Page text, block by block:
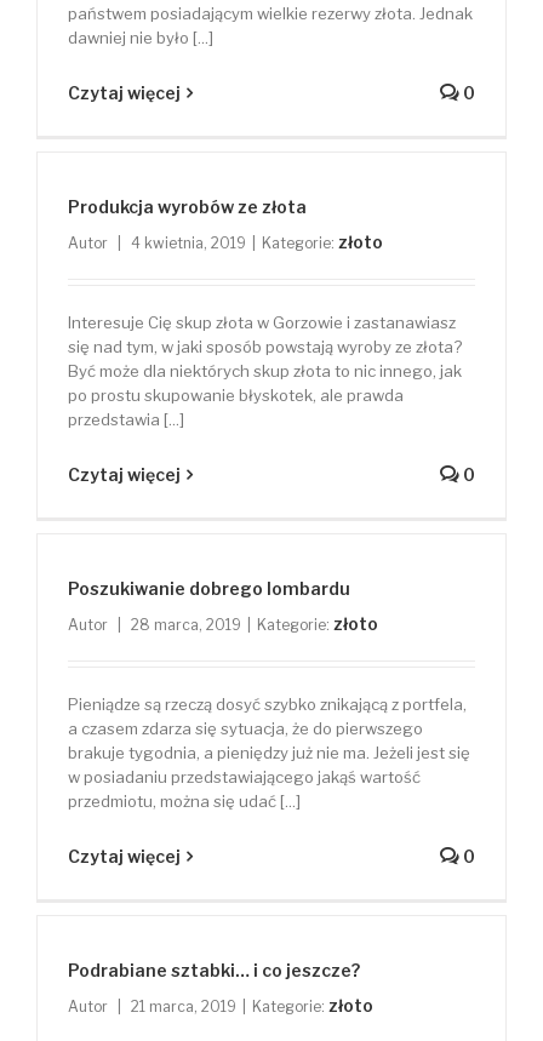
państwem posiadającym wielkie rezerwy złota. Jednak
dawniej nie było [...]
Czytaj więcej 0
Produkcja wyrobów ze złota
Autor 4 kwietnia, 2019 Kategorie: złoto
Interesuje Cię skup złota w Gorzowie i zastanawiasz
się nad tym, w jaki sposób powstają wyroby ze złota?
Być może dla niektórych skup złota to nic innego, jak
po prostu skupowanie błyskotek, ale prawda
przedstawia [...]
Czytaj więcej 0
Poszukiwanie dobrego lombardu
Autor 28 marca, 2019 Kategorie: złoto
Pieniądze są rzeczą dosyć szybko znikającą z portfela,
a czasem zdarza się sytuacja, że do pierwszego
brakuje tygodnia, a pieniędzy już nie ma. Jeżeli jest się
w posiadaniu przedstawiającego jakąś wartość
przedmiotu, można się udać [...]
Czytaj więcej 0
Podrabiane sztabki… i co jeszcze?
Autor 21 marca, 2019 Kategorie: złoto